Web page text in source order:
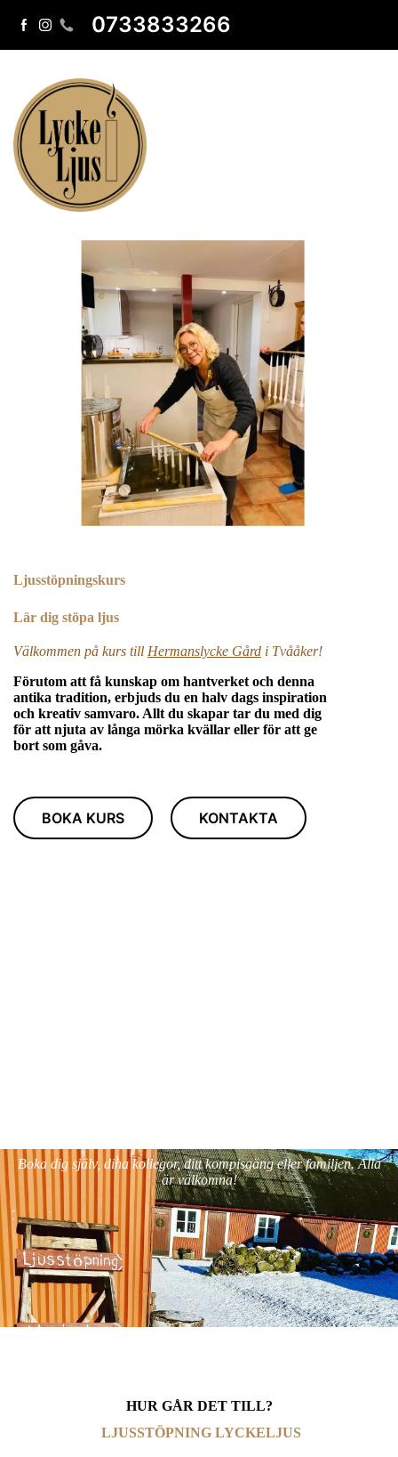
0733833266
Ljusstöpningskurs
Lär dig stöpa ljus
Välkommen på kurs till Hermanslycke Gård i Tvååker!
Förutom att få kunskap om hantverket och denna
antika tradition, erbjuds du en halv dags inspiration
och kreativ samvaro. Allt du skapar tar du med dig
för att njuta av långa mörka kvällar eller för att ge
bort som gåva.
BOKA KURS KONTAKTA
Boka dig själv, dina kollegor,ditt kompisgäng eller familjen.Alla
är välkomna!
HUR GÅR DET TILL?
LJUSSTÖPNING LYCKELJUS